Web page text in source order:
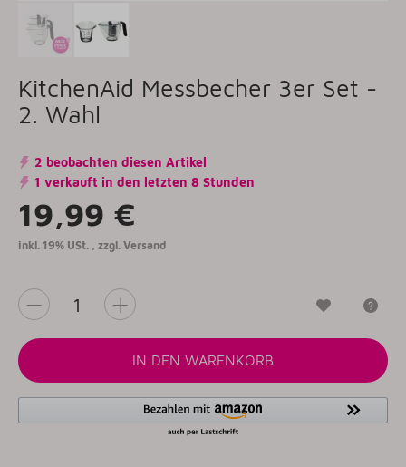
KitchenAid Messbecher 3er Set -
2. Wahl
2 beobachten diesen Artikel
1 verkauft in den letzten 8 Stunden
19,99 €
inkl. 19% USt. , zzgl. Versand
IN DEN WARENKORB